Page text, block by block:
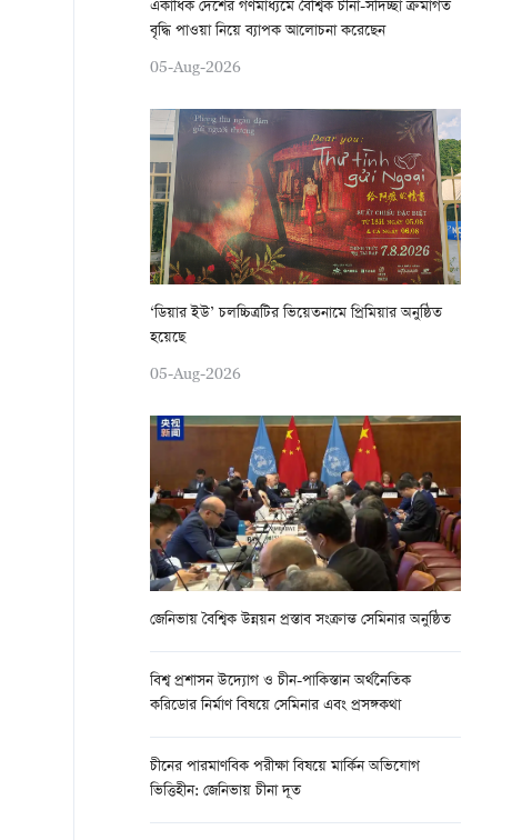
একাধিক দেশের গণমাধ্যমে বৈশ্বিক চীনা-সদিচ্ছা ক্রমাগত
বৃদ্ধি পাওয়া নিয়ে ব্যাপক আলোচনা করেছেন
05-Aug-2026
‘ডিয়ার ইউ’ চলচ্চিত্রটির ভিয়েতনামে প্রিমিয়ার অনুষ্ঠিত
হয়েছে
05-Aug-2026
জেনিভায় বৈশ্বিক উন্নয়ন প্রস্তাব সংক্রান্ত সেমিনার অনুষ্ঠিত
বিশ্ব প্রশাসন উদ্যোগ ও চীন-পাকিস্তান অর্থনৈতিক
করিডোর নির্মাণ বিষয়ে সেমিনার এবং প্রসঙ্গকথা
চীনের পারমাণবিক পরীক্ষা বিষয়ে মার্কিন অভিযোগ
ভিত্তিহীন: জেনিভায় চীনা দূত